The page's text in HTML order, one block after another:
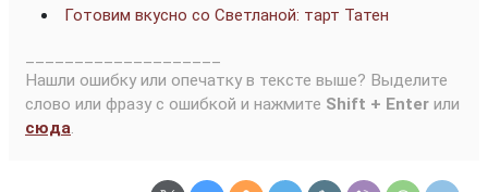
Готовим вкусно со Светланой: тарт Татен
Нашли ошибку или опечатку в тексте выше? Выделите
слово или фразу с ошибкой и нажмите Shift + Enter или
сюда.